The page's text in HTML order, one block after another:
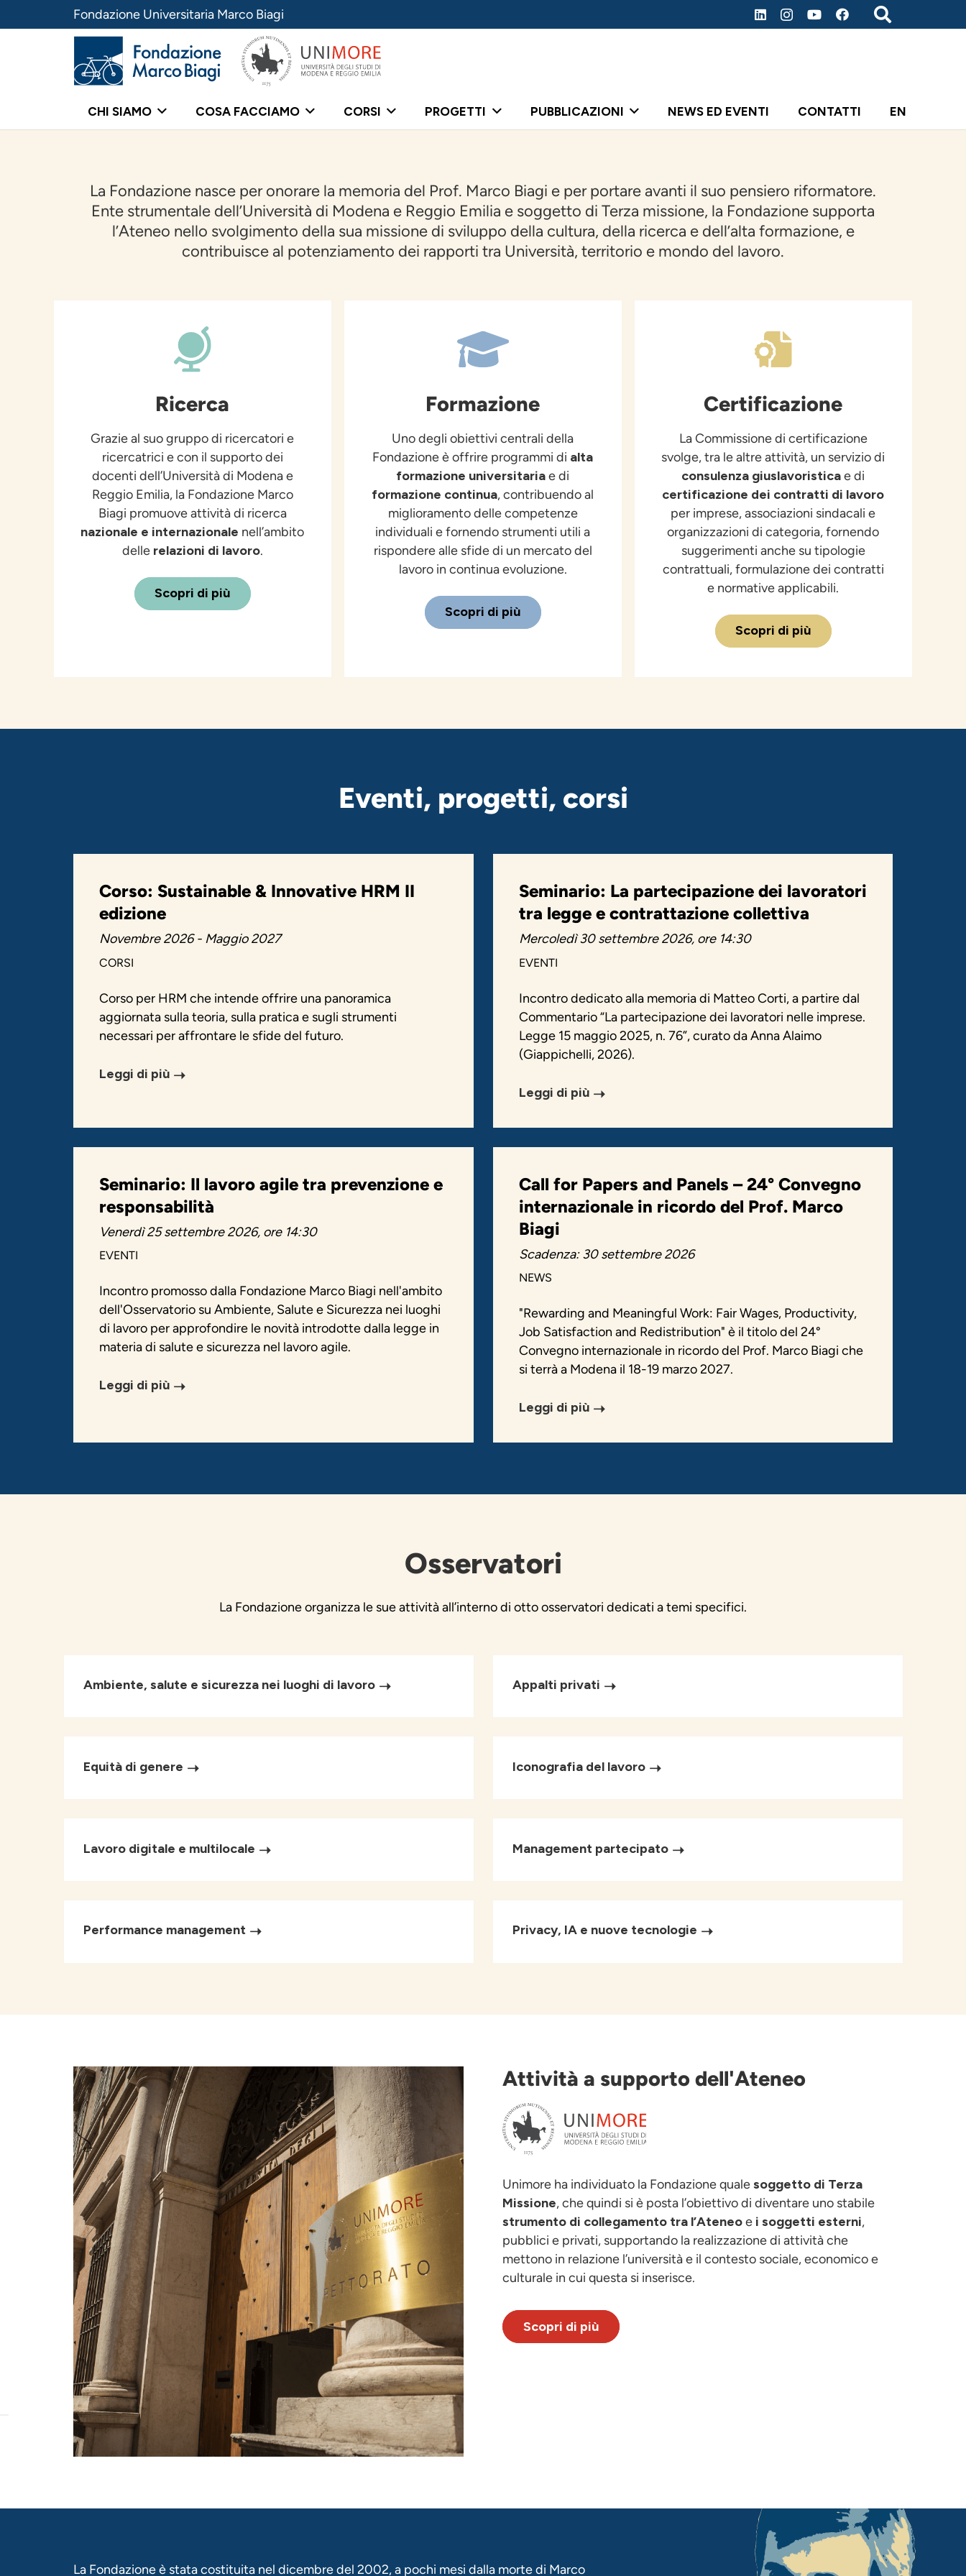
Fondazione Universitaria Marco Biagi
CHI SIAMO COSA FACCIAMO CORSI PROGETTI PUBBLICAZIONI NEWS ED EVENTI CONTATTI EN
La Fondazione nasce per onorare la memoria del Prof. Marco Biagi e per portare avanti il suo pensiero riformatore.
Ente strumentale dell’Università di Modena e Reggio Emilia e soggetto di Terza missione, la Fondazione supporta
l’Ateneo nello svolgimento della sua missione di sviluppo della cultura, della ricerca e dell’alta formazione, e
contribuisce al potenziamento dei rapporti tra Università, territorio e mondo del lavoro.
Ricerca
Grazie al suo gruppo di ricercatori e
ricercatrici e con il supporto dei
docenti dell’Università di Modena e
Reggio Emilia, la Fondazione Marco
Biagi promuove attività di ricerca
nazionale e internazionale nell’ambito
delle relazioni di lavoro.
Scopri di più
Formazione
Uno degli obiettivi centrali della
Fondazione è offrire programmi di alta
formazione universitariae di
formazione continua, contribuendo al
miglioramento delle competenze
individuali e fornendo strumenti utili a
rispondere alle sfide di un mercato del
lavoro in continua evoluzione.
Scopri di più
Certificazione
La Commissione di certificazione
svolge, tra le altre attività, un servizio di
consulenza giuslavoristicae di
certificazione dei contratti di lavoro
per imprese, associazioni sindacali e
organizzazioni di categoria, fornendo
suggerimenti anche su tipologie
contrattuali, formulazione dei contratti
e normative applicabili.
Scopri di più
Eventi, progetti, corsi
Corso: Sustainable & Innovative HRM II
edizione
Novembre 2026 - Maggio 2027
CORSI
Corso per HRM che intende offrire una panoramica
aggiornata sulla teoria, sulla pratica e sugli strumenti
necessari per affrontare le sfide del futuro.
Leggi di più
Seminario: La partecipazione dei lavoratori
tra legge e contrattazione collettiva
Mercoledì 30 settembre 2026, ore 14:30
EVENTI
Incontro dedicato alla memoria di Matteo Corti, a partire dal
Commentario “La partecipazione dei lavoratori nelle imprese.
Legge 15 maggio 2025, n. 76”, curato da Anna Alaimo
(Giappichelli, 2026).
Leggi di più
Seminario: Il lavoro agile tra prevenzione e
responsabilità
Venerdì 25 settembre 2026, ore 14:30
EVENTI
Incontro promosso dalla Fondazione Marco Biagi nell'ambito
dell'Osservatorio su Ambiente, Salute e Sicurezza nei luoghi
di lavoro per approfondire le novità introdotte dalla legge in
materia di salute e sicurezza nel lavoro agile.
Leggi di più
Call for Papers and Panels – 24° Convegno
internazionale in ricordo del Prof. Marco
Biagi
Scadenza: 30 settembre 2026
NEWS
"Rewarding and Meaningful Work: Fair Wages, Productivity,
Job Satisfaction and Redistribution" è il titolo del 24°
Convegno internazionale in ricordo del Prof. Marco Biagi che
si terrà a Modena il 18-19 marzo 2027.
Leggi di più
Osservatori
La Fondazione organizza le sue attività all’interno di otto osservatori dedicati a temi specifici.
Ambiente, salute e sicurezza nei luoghi di lavoro Appalti privati
Equità di genere Iconografia del lavoro
Lavoro digitale e multilocale Management partecipato
Performance management Privacy, IA e nuove tecnologie
Attività a supporto dell'Ateneo
Unimore ha individuato la Fondazione qualesoggetto di Terza
Missione, che quindi si è posta l’obiettivo di diventare uno stabile
strumento di collegamento tra l’Ateneoe i soggetti esterni,
pubblici e privati, supportando la realizzazione di attività che
mettono in relazione l’università e il contesto sociale, economico e
culturale in cui questa si inserisce.
Scopri di più
La Fondazione è stata costituita nel dicembre del 2002, a pochi mesi dalla morte di Marco